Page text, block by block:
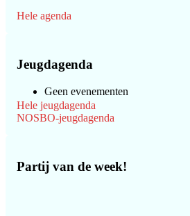
Hele agenda
Jeugdagenda
Geen evenementen
Hele jeugdagenda
NOSBO-jeugdagenda
Partij van de week!